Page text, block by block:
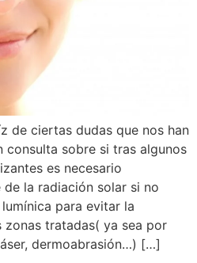
de ciertas dudas que nos han
consulta sobre si tras algunos
es necesario
la radiación solar si no
para evitar la
tratadas( ya sea por
dermoabrasión…) […]